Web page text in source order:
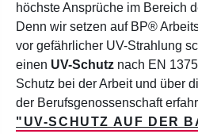
höchste Ansprüche im Bereich
Denn wir setzen auf BP®
vor gefährlicher UV-Strahlung
einen UV-Schutz nach EN
Schutz bei der Arbeit und über
der Berufsgenossenschaft
"UV-SCHUTZ AUF DER